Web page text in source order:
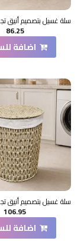
86.25
اضافة
106.95
اضافة